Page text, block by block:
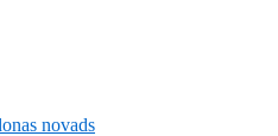
novads